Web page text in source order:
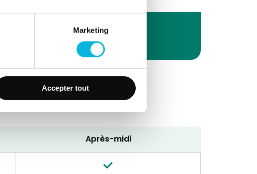
Marketing
Accepter tout
Après-midi